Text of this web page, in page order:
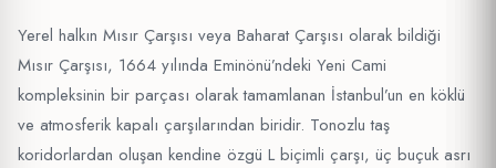
Yerel halkın Mısır Çarşısı veya Baharat Çarşısı olarak bildiği
Mısır Çarşısı, 1664 yılında Eminönü’ndeki Yeni Cami
kompleksinin bir parçası olarak tamamlanan İstanbul’un en köklü
ve atmosferik kapalı çarşılarından biridir. Tonozlu taş
koridorlardan oluşan kendine özgü L biçimli çarşı, üç buçuk asrı